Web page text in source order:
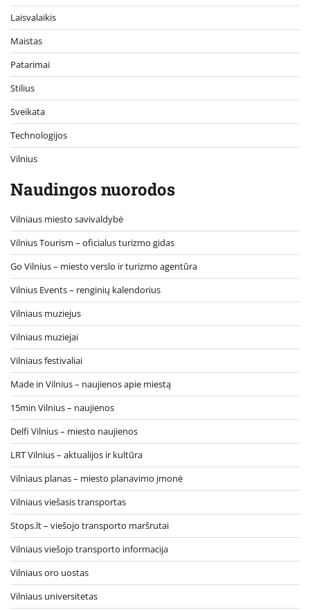
Laisvalaikis
Maistas
Patarimai
Stilius
Sveikata
Technologijos
Vilnius
Naudingos nuorodos
Vilniaus miesto savivaldybė
Vilnius Tourism – oficialus turizmo gidas
Go Vilnius – miesto verslo ir turizmo agentūra
Vilnius Events – renginių kalendorius
Vilniaus muziejus
Vilniaus muziejai
Vilniaus festivaliai
Made in Vilnius – naujienos apie miestą
15min Vilnius – naujienos
Delfi Vilnius – miesto naujienos
LRT Vilnius – aktualijos ir kultūra
Vilniaus planas – miesto planavimo įmonė
Vilniaus viešasis transportas
Stops.lt – viešojo transporto maršrutai
Vilniaus viešojo transporto informacija
Vilniaus oro uostas
Vilniaus universitetas